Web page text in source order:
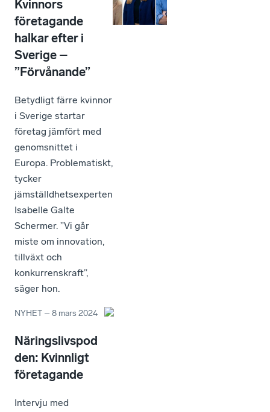
Kvinnors
företagande
halkar efter i
Sverige –
”Förvånande”
Betydligt färre kvinnor
i Sverige startar
företag jämfört med
genomsnittet i
Europa. Problematiskt,
tycker
jämställdhetsexperten
Isabelle Galte
Schermer. ”Vi går
miste om innovation,
tillväxt och
konkurrenskraft”,
säger hon.
NYHET –8 mars 2024
Näringslivspod
den: Kvinnligt
företagande
Intervju med